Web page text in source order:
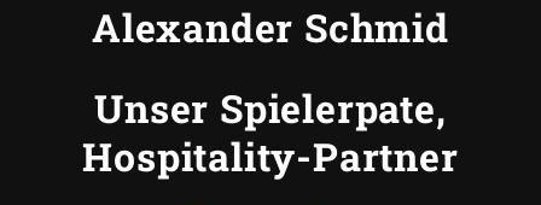
Alexander Schmid
Unser Spielerpate,
Hospitality-Partner